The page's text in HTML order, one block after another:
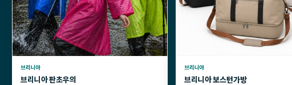
브리니아
브리니아 판초우의
브리니아
브리니아 보스턴가방